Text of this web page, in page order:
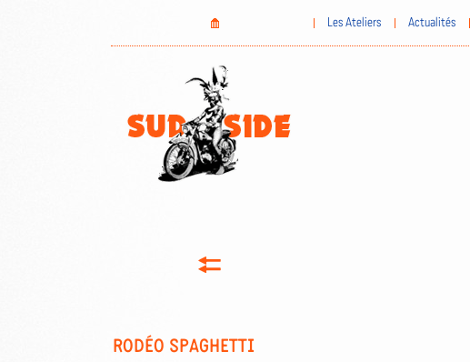
Home
Les Ateliers Actualités
RODÉO SPAGHETTI